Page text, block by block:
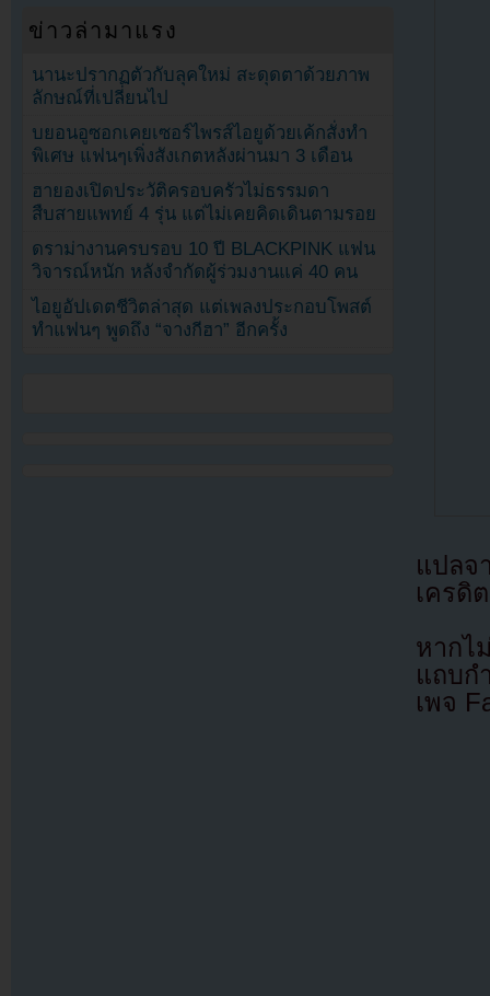
แปล
เครดิ
หากไ
แถบก
เพจ
ข่าวล่ามาแรง
นานะปรากฏตัวกับลุคใหม่ สะดุดตาด้วยภาพ
ลักษณ์ที่เปลี่ยนไป
บยอนอูซอกเคยเซอร์ไพรส์ไอยูด้วยเค้กสั่งทำ
พิเศษ แฟนๆเพิ่งสังเกตหลังผ่านมา 3 เดือน
ฮายองเปิดประวัติครอบครัวไม่ธรรมดา
สืบสายแพทย์ 4 รุ่น แต่ไม่เคยคิดเดินตามรอย
ดราม่างานครบรอบ 10 ปี BLACKPINK แฟน
วิจารณ์หนัก หลังจำกัดผู้ร่วมงานแค่ 40 คน
ไอยูอัปเดตชีวิตล่าสุด แต่เพลงประกอบโพสต์
ทำแฟนๆ พูดถึง “จางกีฮา” อีกครั้ง